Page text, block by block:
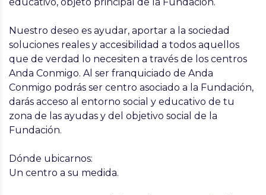
Nuestro deseo es ayudar, aportar a la sociedad
soluciones reales y accesibilidad a todos aquellos
que de verdad lo necesiten a través de los centros
Anda Conmigo. Al ser franquiciado de Anda
Conmigo podrás ser centro asociado a la Fundación,
darás acceso al entorno social y educativo de tu
zona de las ayudas y del objetivo social de la
Fundación.
Dónde ubicarnos:
Un centro a su medida.